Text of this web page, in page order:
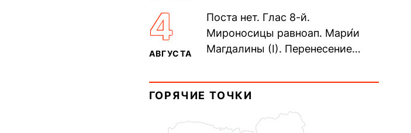
мучеников (284–305). прав.
воина Фео́дора...
4
АВГУСТА
Поста нет. Глас 8-й.
Мироносицы равноап. Мари́и
Магдалины (I). Перенесение
Синопского (403–404). Прп.
Корни́лия...
ГОРЯЧИЕ ТОЧКИ